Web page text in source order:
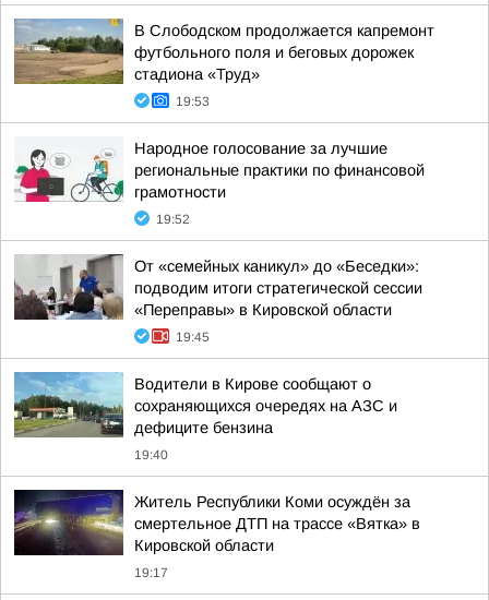
В Слободском продолжается капремонт
футбольного поля и беговых дорожек
стадиона «Труд»
19:53
Народное голосование за лучшие
региональные практики по финансовой
грамотности
19:52
От «семейных каникул» до «Беседки»:
подводим итоги стратегической сессии
«Переправы» в Кировской области
19:45
Водители в Кирове сообщают о
сохраняющихся очередях на АЗС и
дефиците бензина
19:40
Житель Республики Коми осуждён за
смертельное ДТП на трассе «Вятка» в
Кировской области
19:17